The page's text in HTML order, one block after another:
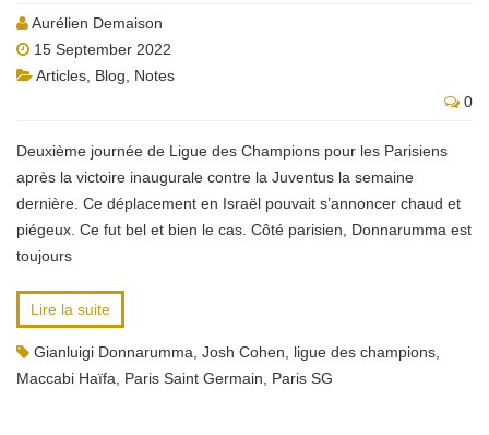
Aurélien Demaison
15 September 2022
Articles Blog
Notes
0
Deuxième journée de Ligue des Champions pour les Parisiens
après la victoire inaugurale contre la Juventus la semaine
dernière. Ce déplacement en Israël pouvait s’annoncer chaud et
piégeux. Ce fut bel et bien le cas. Côté parisien, Donnarumma est
toujours
Lire la suite
Gianluigi Donnarumma Josh Cohen ligue des champions
Maccabi Haïfa
Paris Saint Germain Paris SG